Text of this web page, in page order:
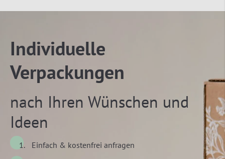
Individuelle
Verpackungen
nach Ihren Wünschen und
Ideen
Einfach & kostenfrei anfragen